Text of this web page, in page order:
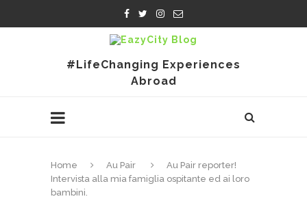
#LifeChanging Experiences
Abroad
Home Au Pair
Au Pair reporter!
Intervista alla mia famiglia ospitante ed ai loro
bambini.